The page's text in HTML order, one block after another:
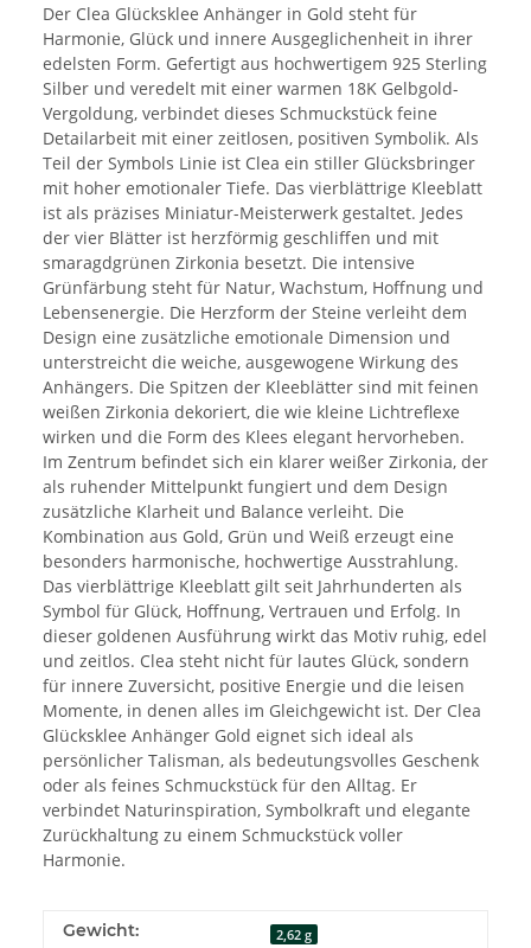
Der Clea Glücksklee Anhänger in Gold steht für
Harmonie, Glück und innere Ausgeglichenheit in ihrer
edelsten Form. Gefertigt aus hochwertigem 925 Sterling
Silber und veredelt mit einer warmen 18K Gelbgold-
Vergoldung, verbindet dieses Schmuckstück feine
Detailarbeit mit einer zeitlosen, positiven Symbolik. Als
Teil der Symbols Linie ist Clea ein stiller Glücksbringer
mit hoher emotionaler Tiefe. Das vierblättrige Kleeblatt
ist als präzises Miniatur-Meisterwerk gestaltet. Jedes
der vier Blätter ist herzförmig geschliffen und mit
smaragdgrünen Zirkonia besetzt. Die intensive
Grünfärbung steht für Natur, Wachstum, Hoffnung und
Lebensenergie. Die Herzform der Steine verleiht dem
Design eine zusätzliche emotionale Dimension und
unterstreicht die weiche, ausgewogene Wirkung des
Anhängers. Die Spitzen der Kleeblätter sind mit feinen
weißen Zirkonia dekoriert, die wie kleine Lichtreflexe
wirken und die Form des Klees elegant hervorheben.
Im Zentrum befindet sich ein klarer weißer Zirkonia, der
als ruhender Mittelpunkt fungiert und dem Design
zusätzliche Klarheit und Balance verleiht. Die
Kombination aus Gold, Grün und Weiß erzeugt eine
besonders harmonische, hochwertige Ausstrahlung.
Das vierblättrige Kleeblatt gilt seit Jahrhunderten als
Symbol für Glück, Hoffnung, Vertrauen und Erfolg. In
dieser goldenen Ausführung wirkt das Motiv ruhig, edel
und zeitlos. Clea steht nicht für lautes Glück, sondern
für innere Zuversicht, positive Energie und die leisen
Momente, in denen alles im Gleichgewicht ist. Der Clea
Glücksklee Anhänger Gold eignet sich ideal als
persönlicher Talisman, als bedeutungsvolles Geschenk
oder als feines Schmuckstück für den Alltag. Er
verbindet Naturinspiration, Symbolkraft und elegante
Zurückhaltung zu einem Schmuckstück voller
Harmonie.
Gewicht: 2,62 g